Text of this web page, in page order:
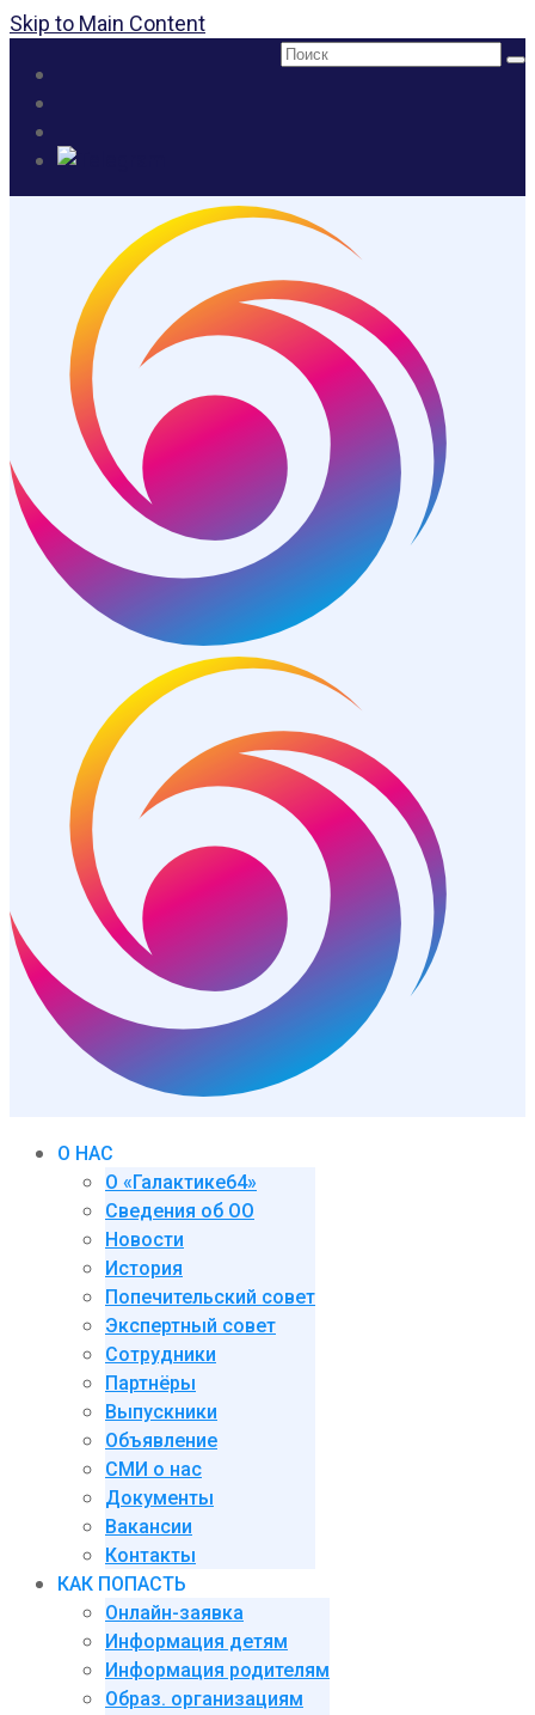
Skip to Main Content
Поиск:
О НАС
О «Галактике64»
Сведения об ОО
Новости
История
Попечительский совет
Экспертный совет
Сотрудники
Партнёры
Выпускники
Объявление
СМИ о нас
Документы
Вакансии
Контакты
КАК ПОПАСТЬ
Онлайн-заявка
Информация детям
Информация родителям
Образ. организациям